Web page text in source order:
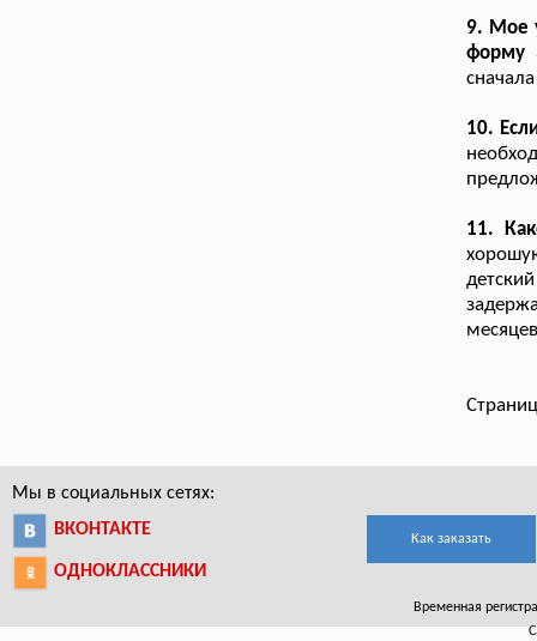
9. Мое
форму
10.
11.
Мы в социальных сетях:
ВКОНТАКТЕ
ОДНОКЛАССНИКИ
Как заказать
Временная